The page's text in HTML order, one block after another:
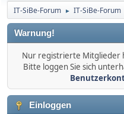
IT-SiBe-Forum ► IT-SiBe-Forum
Warnung!
Nur registrierte Mitglieder
Bitte loggen Sie sich
Einloggen